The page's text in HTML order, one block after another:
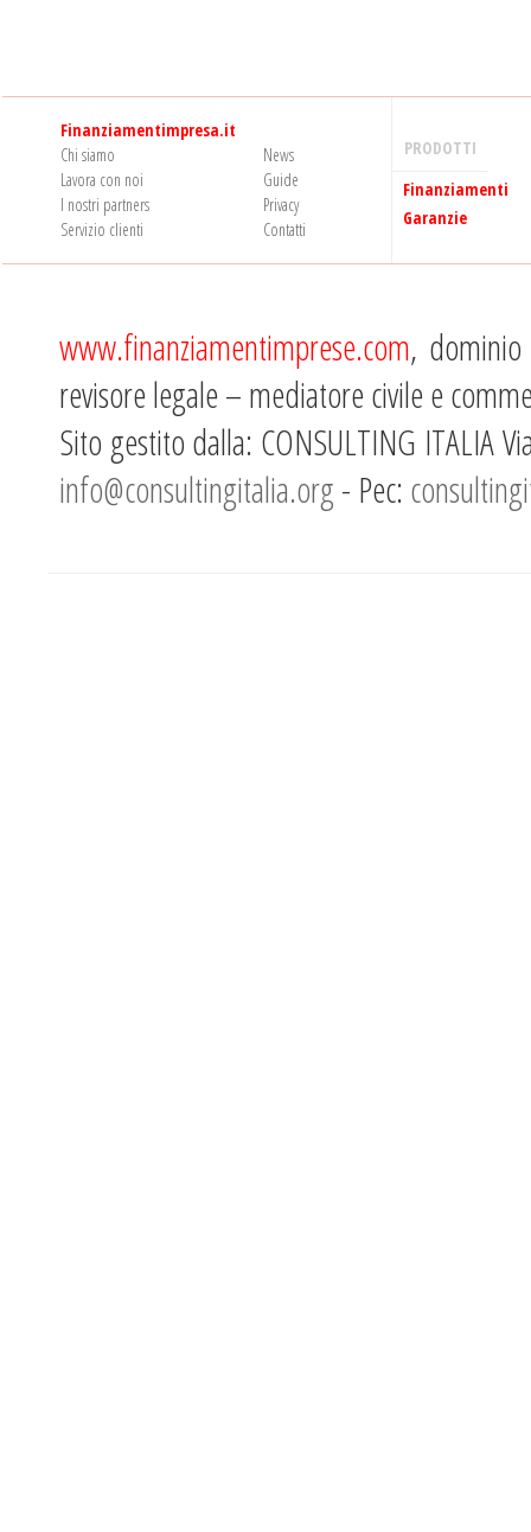
Finanziamentimpresa.it
Chi siamo
News
Lavora con noi
Guide
I nostri partners
Privacy
Servizio clienti
Contatti
PRODOTTI
Finanziamenti
Garanzie
www.finanziamentimprese.com, dominio
revisore legale – mediatore civile e
Sito gestito dalla: CONSULTING ITALIA
info@consultingitalia.org - Pec: